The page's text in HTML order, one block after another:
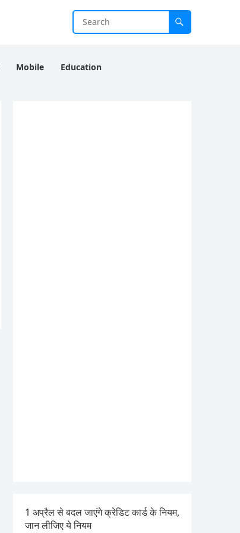
Mobile Education
1 अप्रैल से बदल जाएंगे क्रेडिट कार्ड के नियम,
जान लीजिए ये नियम